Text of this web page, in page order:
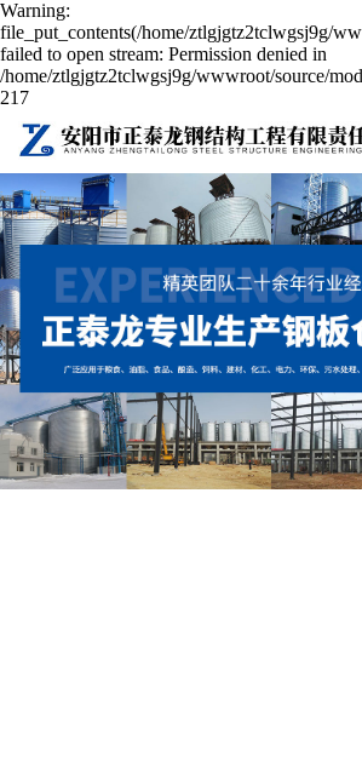
Warning:
file_put_contents(/home/ztlgjgtz2tclwgsj9g/
failed to open stream: Permission denied in
/home/ztlgjgtz2tclwgsj9g/wwwroot/source/
217